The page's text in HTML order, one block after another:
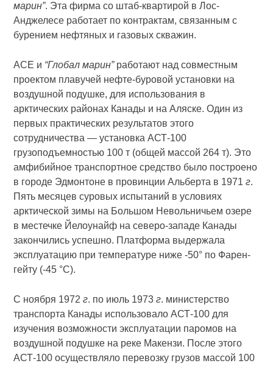
марин”. Эта фирма со штаб-квартирой в Лос-
Анджелесе работает по контрактам, связанным с
бурением нефтяных и газовых скважин.
АСЕ и “Глобал марин”работают над совместным
проектом плавучей нефте-буровой установки на
воздушной подушке, для использования в
арктических районах Канады и на Аляске. Один из
первых практических результатов этого
сотрудничества — установка АСТ-100
грузоподъемностью 100 т (общей массой 264 т). Это
амфибийное транспортное средство было построено
в городе Эдмонтоне в провинции Альберта в 1971г.
Пять месяцев суровых испытаний в условиях
арктической зимы на Большом Невольничьем озере
в местечке Йелоунайф на северо-западе Канады
закончились успешно. Платформа выдержала
эксплуатацию при температуре ниже -50° по Фарен­
гейту (-45 °C).
С ноября 1972г. по июль 1973г. министерство
транспорта Канады использовало АСТ-100 для
изучения возможности эксплуатации паромов на
воздушной подушке на реке Макензи. После этого
АСТ-100 осуществляло перевозку грузов массой 100